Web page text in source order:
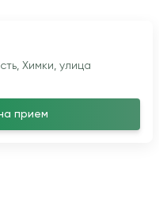
Химки, улица
прием